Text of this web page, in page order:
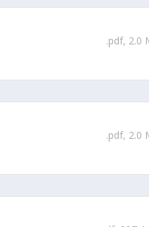
.pdf, 2.0
.pdf, 2.0